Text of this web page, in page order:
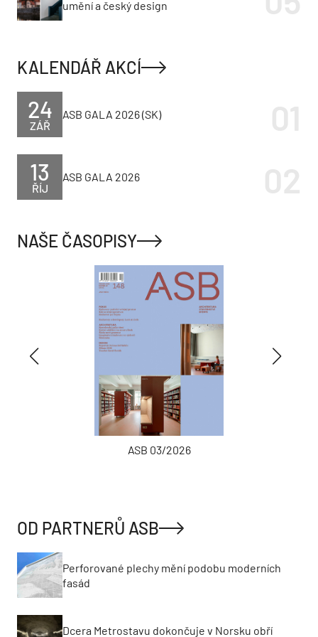
umění a český design
KALENDÁŘ AKCÍ
ZÁŘ
24 ASB GALA 2026 (SK)
ŘÍJ
13 ASB GALA 2026
NAŠE ČASOPISY
ASB 03/2026
OD PARTNERŮ ASB
Perforované plechy mění podobu moderních
fasád
Dcera Metrostavu dokončuje v Norsku obří